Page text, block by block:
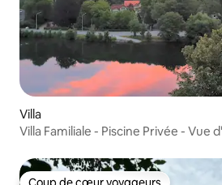
Villa
Villa Familiale - Piscine Privée - Vue